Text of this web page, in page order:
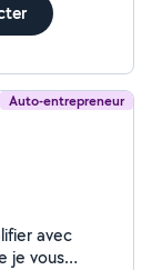
Auto-entrepreneur
avec
je vous